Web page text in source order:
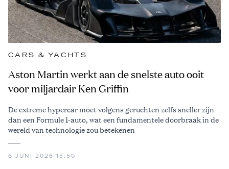
CARS & YACHTS
Aston Martin werkt aan de snelste auto ooit
voor miljardair Ken Griffin
De extreme hypercar moet volgens geruchten zelfs sneller zijn
dan een Formule 1-auto, wat een fundamentele doorbraak in de
wereld van technologie zou betekenen
6 JUNI 2026 13:50